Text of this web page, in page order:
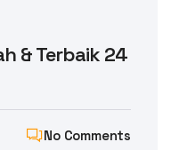
& Terbaik 24
No Comments